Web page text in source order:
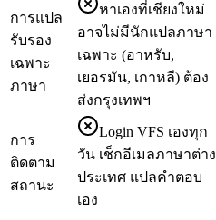
การแปล
รับรอง
เฉพาะ
ภาษา
หาเองที่เชียงใหม่
อาจไม่มีนักแปลภาษา
เฉพาะ (อาหรับ,
เยอรมัน, เกาหลี) ต้อง
ส่งกรุงเทพฯ
การ
ติดตาม
สถานะ
Login VFS เองทุก
วัน เช็กอีเมลภาษาต่าง
ประเทศ แปลคำตอบ
เอง